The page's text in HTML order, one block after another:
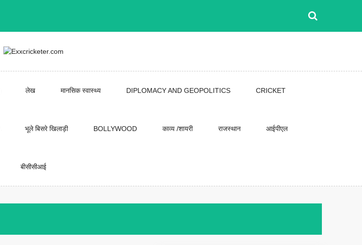
लेख मानसिक स्वास्थ्य DIPLOMACY AND GEOPOLITICS CRICKET
भूले बिसरे खिलाड़ी BOLLYWOOD काव्य /शायरी राजस्थान आईपीएल
बीसीसीआई